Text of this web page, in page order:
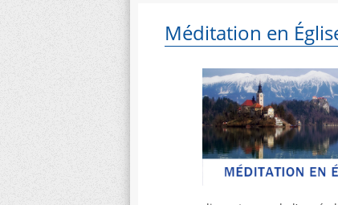
Méditation en